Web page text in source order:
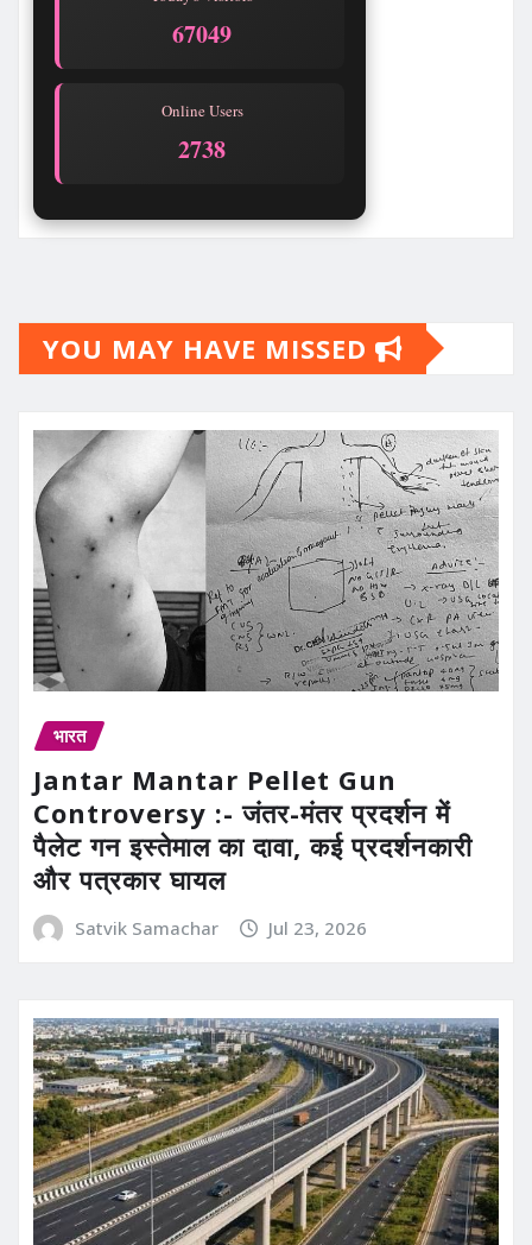
67052
Online Users
2743
YOU MAY HAVE MISSED
भारत
Jantar Mantar Pellet Gun
Controversy :- जंतर-मंतर प्रदर्शन में
पैलेट गन इस्तेमाल का दावा, कई प्रदर्शनकारी
और पत्रकार घायल
Satvik Samachar Jul 23, 2026